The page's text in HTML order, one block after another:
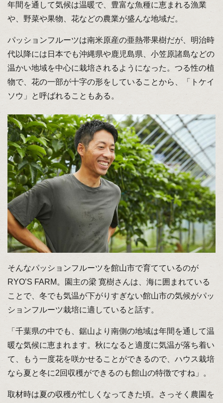
年間を通して気候は温暖で、豊富な魚種に恵まれる漁業
や、野菜や果物、花などの農業が盛んな地域だ。
パッションフルーツは南米原産の亜熱帯果樹だが、明治時
代以降には日本でも沖縄県や鹿児島県、小笠原諸島などの
温かい地域を中心に栽培されるようになった。つる性の植
物で、花の一部が十字の形をしていることから、「トケイ
ソウ」と呼ばれることもある。
そんなパッションフルーツを館山市で育てているのが
RYO’S FARM。園主の梁 寛樹さんは、海に囲まれている
ことで、冬でも気温が下がりすぎない館山市の気候がパッ
ションフルーツ栽培に適していると話す。
「千葉県の中でも、鋸山より南側の地域は年間を通して温
暖な気候に恵まれます。秋になると適度に気温が落ち着い
て、もう一度花を咲かせることができるので、ハウス栽培
なら夏と冬に2回収穫ができるのも館山の特徴ですね」。
取材時は夏の収穫が忙しくなってきた頃。さっそく農園を